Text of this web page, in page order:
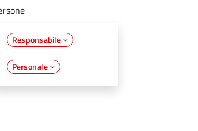
Responsabile
Personale